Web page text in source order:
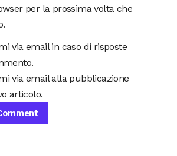
per la prossima volta che
via email in caso di risposte
via email alla pubblicazione
articolo.